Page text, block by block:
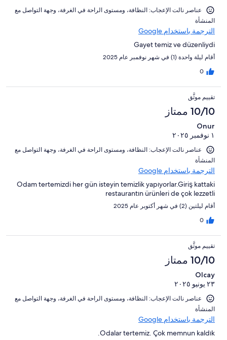
عناصر نالت الإعجاب: ⁦النظافة⁩، و⁦مستوى الراحة في الغرفة⁩، و⁦جهة التواصل مع
المنشأة⁩
الترجمة باستخدام Google
Gayet temiz ve düzenliydi
أقام ليلة واحدة (1) في شهر نوفمبر عام 2025
0
تقييم موثَّق
10/10 ممتاز
Onur
١ نوفمبر ٢٠٢٥
عناصر نالت الإعجاب: ⁦النظافة⁩، و⁦مستوى الراحة في الغرفة⁩، و⁦جهة التواصل مع
المنشأة⁩
الترجمة باستخدام Google
Odam tertemizdi her gün isteyin temizlik yapıyorlar.Giriş kattaki
restaurantın ürünleri de çok lezzetli
أقام ليلتين (2) في شهر أكتوبر عام 2025
0
تقييم موثَّق
10/10 ممتاز
Olcay
٢٣ يونيو ٢٠٢٥
عناصر نالت الإعجاب: ⁦النظافة⁩، و⁦مستوى الراحة في الغرفة⁩، و⁦جهة التواصل مع
المنشأة⁩
الترجمة باستخدام Google
Odalar tertemiz. Çok memnun kaldık.